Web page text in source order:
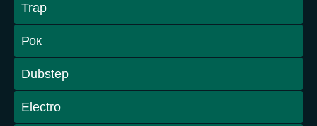
Trap
Рок
Dubstep
Electro